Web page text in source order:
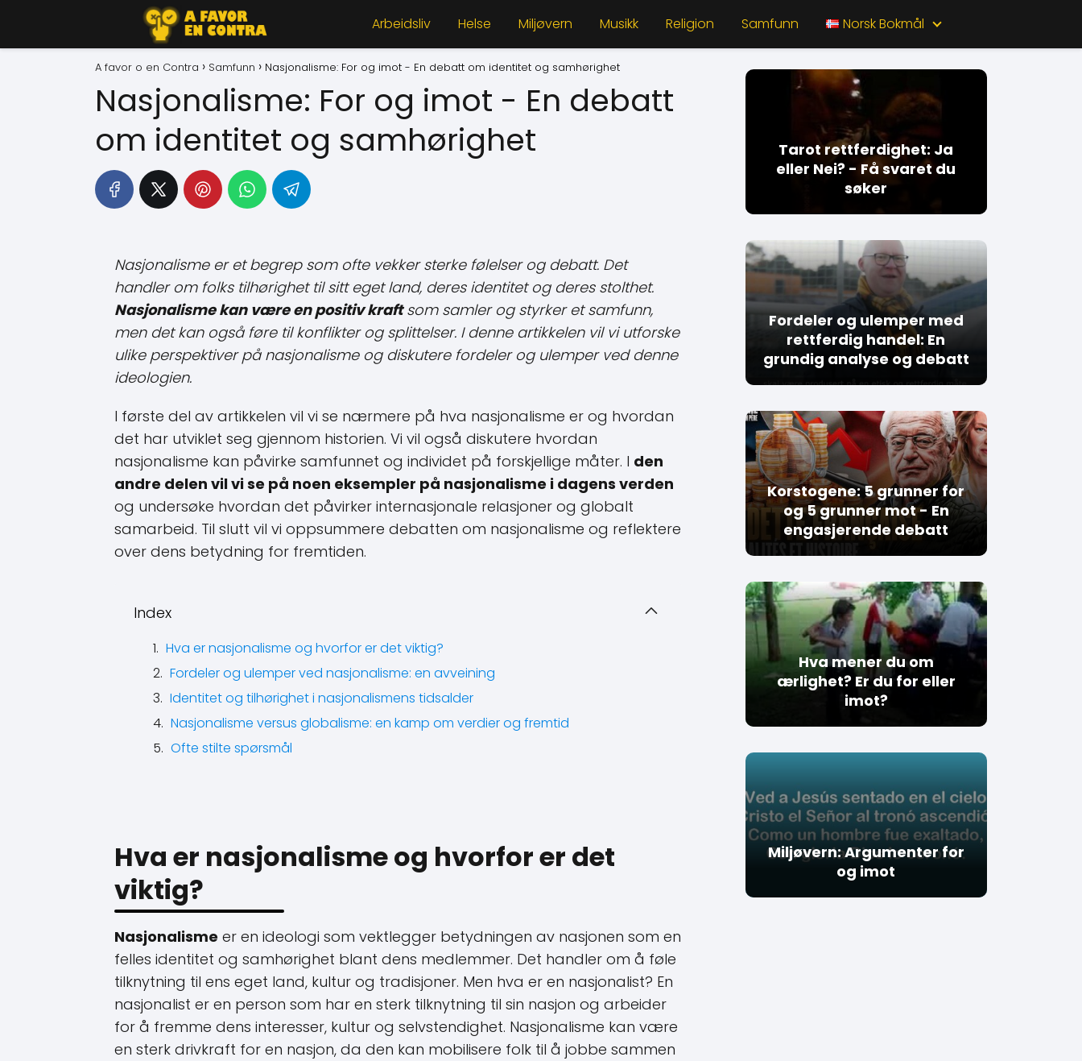
Arbeidsliv Helse Miljøvern Musikk Religion Samfunn Norsk Bokmål
A favor o en Contra Samfunn Nasjonalisme: For og imot - En debatt om identitet og samhørighet
Nasjonalisme: For og imot - En debatt
om identitet og samhørighet
Nasjonalisme er et begrep som ofte vekker sterke følelser og debatt. Det
handler om folks tilhørighet til sitt eget land, deres identitet og deres stolthet.
Nasjonalisme kan være en positiv kraftsom samler og styrker et samfunn,
men det kan også føre til konflikter og splittelser. I denne artikkelen vil vi utforske
ulike perspektiver på nasjonalisme og diskutere fordeler og ulemper ved denne
ideologien.
I første del av artikkelen vil vi se nærmere på hva nasjonalisme er og hvordan
det har utviklet seg gjennom historien. Vi vil også diskutere hvordan
nasjonalisme kan påvirke samfunnet og individet på forskjellige måter. I den
andre delen vil vi se på noen eksempler på nasjonalisme i dagens verden
og undersøke hvordan det påvirker internasjonale relasjoner og globalt
samarbeid. Til slutt vil vi oppsummere debatten om nasjonalisme og reflektere
over dens betydning for fremtiden.
Index
Hva er nasjonalisme og hvorfor er det viktig?
Fordeler og ulemper ved nasjonalisme: en avveining
Identitet og tilhørighet i nasjonalismens tidsalder
Nasjonalisme versus globalisme: en kamp om verdier og fremtid
Ofte stilte spørsmål
Hva er nasjonalisme og hvorfor er det
viktig?
Nasjonalisme er en ideologi som vektlegger betydningen av nasjonen som en
felles identitet og samhørighet blant dens medlemmer. Det handler om å føle
tilknytning til ens eget land, kultur og tradisjoner. Men hva er en nasjonalist? En
nasjonalist er en person som har en sterk tilknytning til sin nasjon og arbeider
for å fremme dens interesser, kultur og selvstendighet. Nasjonalisme kan være
en sterk drivkraft for en nasjon, da den kan mobilisere folk til å jobbe sammen
Tarot rettferdighet: Ja
eller Nei? - Få svaret du
søker
Fordeler og ulemper med
rettferdig handel: En
grundig analyse og debatt
Korstogene: 5 grunner for
og 5 grunner mot - En
engasjerende debatt
Hva mener du om
ærlighet? Er du for eller
imot?
Miljøvern: Argumenter for
og imot